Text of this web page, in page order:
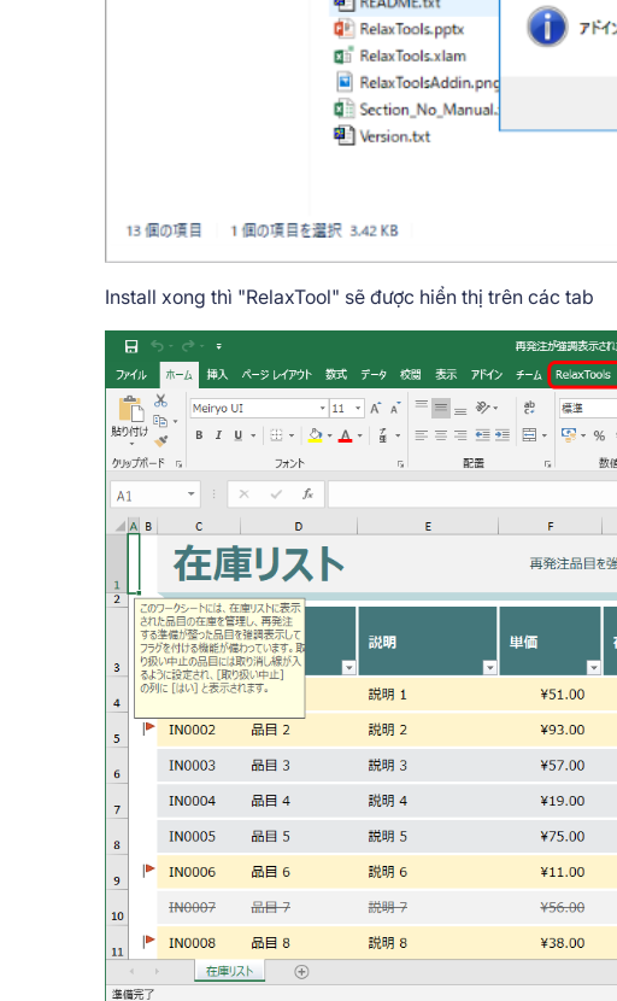
Install xong thì "RelaxTool" sẽ được hiển thị trên các tab